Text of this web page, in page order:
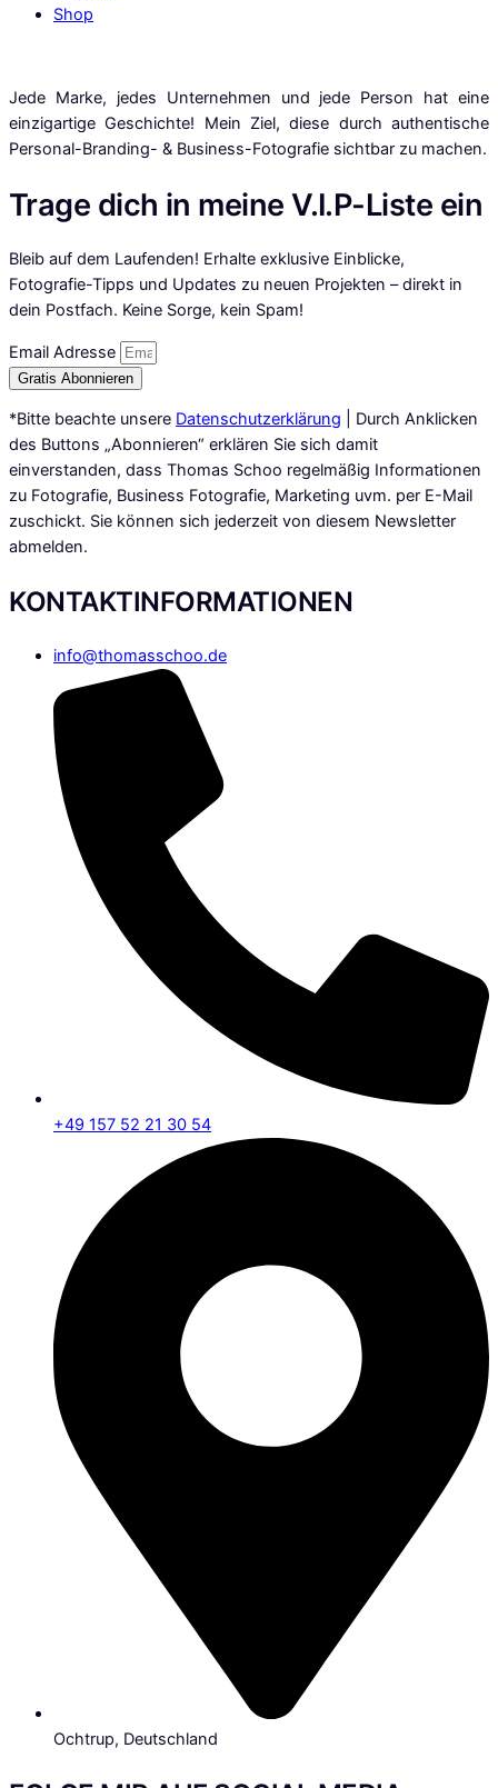
Shop
Jede Marke, jedes Unternehmen und jede Person hat eine
einzigartige Geschichte! Mein Ziel, diese durch authentische
Personal-Branding- & Business-Fotografie sichtbar zu machen.
Trage dich in meine V.I.P-Liste ein
Bleib auf dem Laufenden! Erhalte exklusive Einblicke,
Fotografie-Tipps und Updates zu neuen Projekten – direkt in
dein Postfach. Keine Sorge, kein Spam!
Email Adresse
Gratis Abonnieren
*Bitte beachte unsere Datenschutzerklärung | Durch Anklicken
des Buttons „Abonnieren“ erklären Sie sich damit
einverstanden, dass Thomas Schoo regelmäßig Informationen
zu Fotografie, Business Fotografie, Marketing uvm. per E-Mail
zuschickt. Sie können sich jederzeit von diesem Newsletter
abmelden.
KONTAKTINFORMATIONEN
info@thomasschoo.de
+49 157 52 21 30 54
Ochtrup, Deutschland